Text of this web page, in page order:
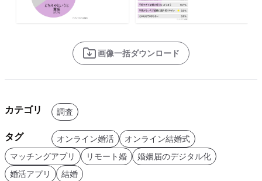
画像一括ダウンロード
カテゴリ 調査
タグ オンライン婚活
オンライン結婚式
マッチングアプリ
リモート婚
婚姻届のデジタル化
婚活アプリ
結婚